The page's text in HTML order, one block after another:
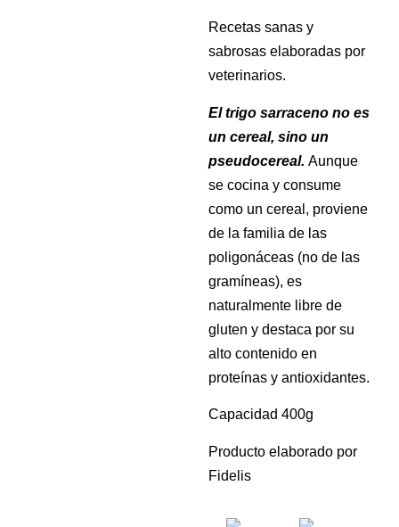
Recetas sanas y
sabrosas elaboradas por
veterinarios.
El trigo sarraceno no es
un cereal, sino un
pseudocereal. Aunque
se cocina y consume
como un cereal, proviene
de la familia de las
poligonáceas (no de las
gramíneas), es
naturalmente libre de
gluten y destaca por su
alto contenido en
proteínas y antioxidantes.
Capacidad 400g
Producto elaborado por
Fidelis